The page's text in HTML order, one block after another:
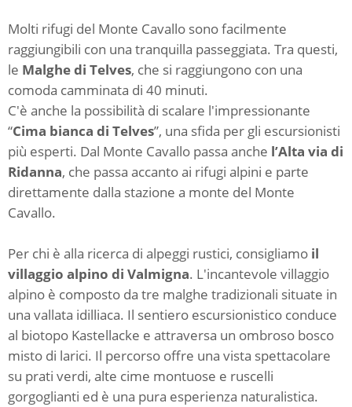
Molti rifugi del Monte Cavallo sono facilmente
raggiungibili con una tranquilla passeggiata. Tra questi,
le Malghe di Telves, che si raggiungono con una
comoda camminata di 40 minuti.
C'è anche la possibilità di scalare l'impressionante
“Cima bianca di Telves”, una sfida per gli escursionisti
più esperti. Dal Monte Cavallo passa anche l’Alta via di
Ridanna, che passa accanto ai rifugi alpini e parte
direttamente dalla stazione a monte del Monte
Cavallo.
Per chi è alla ricerca di alpeggi rustici, consigliamo il
villaggio alpino di Valmigna. L'incantevole villaggio
alpino è composto da tre malghe tradizionali situate in
una vallata idilliaca. Il sentiero escursionistico conduce
al biotopo Kastellacke e attraversa un ombroso bosco
misto di larici. Il percorso offre una vista spettacolare
su prati verdi, alte cime montuose e ruscelli
gorgoglianti ed è una pura esperienza naturalistica.